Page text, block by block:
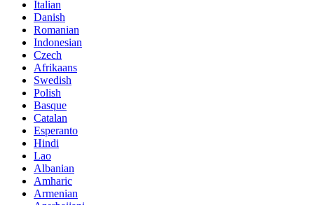
Italian
Danish
Romanian
Indonesian
Czech
Afrikaans
Swedish
Polish
Basque
Catalan
Esperanto
Hindi
Lao
Albanian
Amharic
Armenian